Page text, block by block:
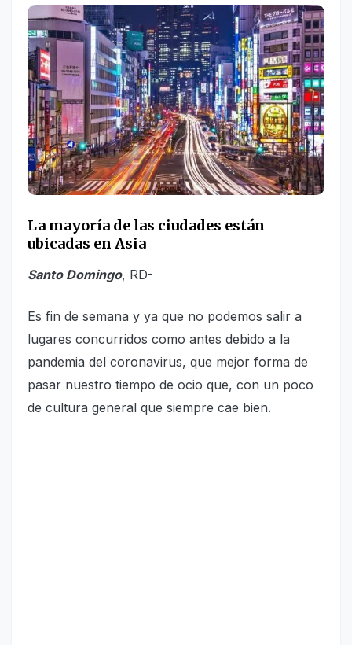
La mayoría de las ciudades están
ubicadas en Asia
Santo Domingo, RD-
Es fin de semana y ya que no podemos salir a
lugares concurridos como antes debido a la
pandemia del coronavirus, que mejor forma de
pasar nuestro tiempo de ocio que, con un poco
de cultura general que siempre cae bien.